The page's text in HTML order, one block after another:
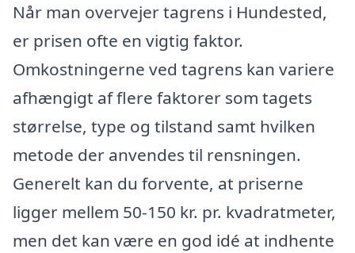
Når man overvejer tagrens i Hundested,
er prisen ofte en vigtig faktor.
Omkostningerne ved tagrens kan variere
afhængigt af flere faktorer som tagets
størrelse, type og tilstand samt hvilken
metode der anvendes til rensningen.
Generelt kan du forvente, at priserne
ligger mellem 50-150 kr. pr. kvadratmeter,
men det kan være en god idé at indhente